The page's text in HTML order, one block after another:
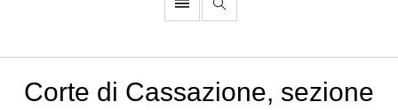
Corte di Cassazione, sezione